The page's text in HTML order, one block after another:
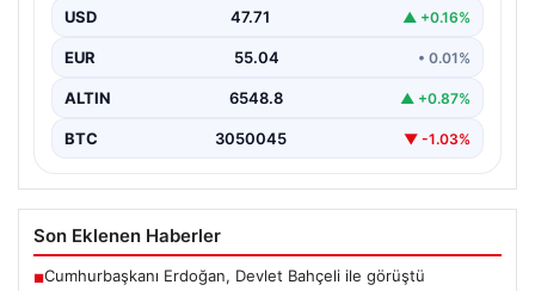
Özlem Karapınar İlk Kadın Paşa Oldu”,…
USD 47.71 ▲ +0.16%
EUR 55.04 • 0.01%
ALTIN 6548.8 ▲ +0.87%
BTC 3050045 ▼ -1.03%
Son Eklenen Haberler
■Cumhurbaşkanı Erdoğan, Devlet Bahçeli ile görüştü